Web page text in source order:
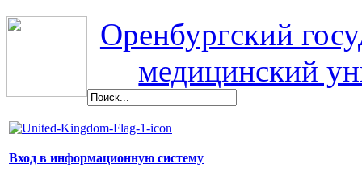
Оренбургский
медицинский
Вход в информационную систему